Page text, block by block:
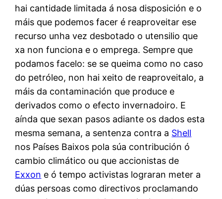
hai cantidade limitada á nosa disposición e o
máis que podemos facer é reaproveitar ese
recurso unha vez desbotado o utensilio que
xa non funciona e o emprega. Sempre que
podamos facelo: se se queima como no caso
do petróleo, non hai xeito de reaproveitalo, a
máis da contaminación que produce e
derivados como o efecto invernadoiro. E
aínda que sexan pasos adiante os dados esta
mesma semana, a sentenza contra a Shell
nos Países Baixos pola súa contribución ó
cambio climático ou que accionistas de
Exxon e ó tempo activistas lograran meter a
dúas persoas como directivos proclamando